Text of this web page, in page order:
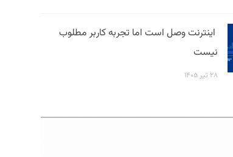
اینترنت وصل است اما تجربه کاربر مطلوب
نیست
۲۸ تیر ۱۴۰۵